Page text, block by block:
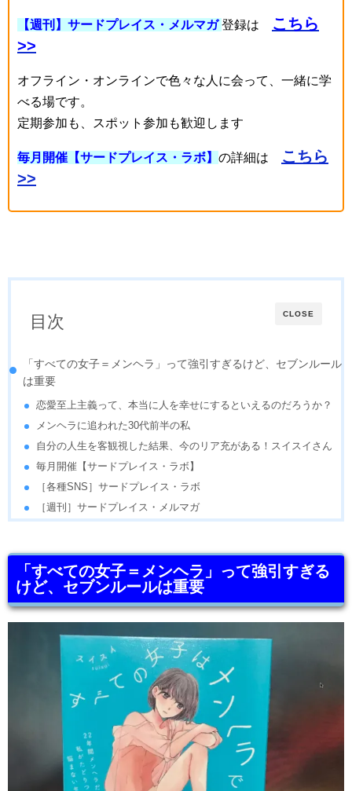
【週刊】サードプレイス・メルマガ 登録は
こちら
>>
オフライン・オンラインで色々な人に会って、一緒に学
べる場です。
定期参加も、スポット参加も歓迎します
毎月開催【サードプレイス・ラボ】 の詳細は
こちら
>>
CLOSE
目次
「すべての女子＝メンヘラ」って強引すぎるけど、セブンルール
は重要
恋愛至上主義って、本当に人を幸せにするといえるのだろうか？
メンヘラに追われた30代前半の私
自分の人生を客観視した結果、今のリア充がある！スイスイさん
毎月開催【サードプレイス・ラボ】
［各種SNS］サードプレイス・ラボ
［週刊］サードプレイス・メルマガ
「すべての女子＝メンヘラ」って強引すぎる
けど、セブンルールは重要